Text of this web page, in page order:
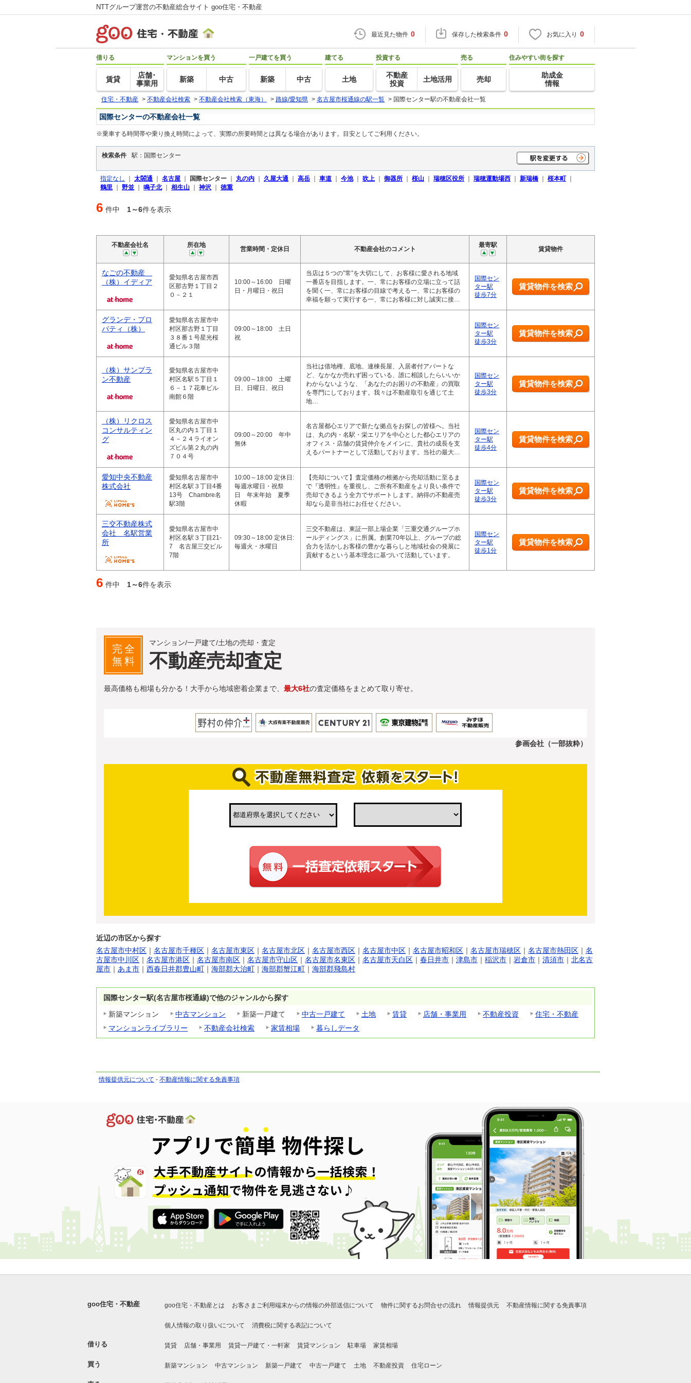
NTTグループ運営の不動産総合サイト goo住宅・不動産
最近見た物件 0 保存した検索条件 0 お気に入り 0
借りる
賃貸
店舗･
事業用
マンションを買う
新築 中古
一戸建てを買う
新築 中古
建てる
土地
投資する
不動産
投資
土地活用
売る
売却
住みやすい街を探す
助成金
情報
住宅・不動産 > 不動産会社検索 > 不動産会社検索（東海） > 路線/愛知県 > 名古屋市桜通線の駅一覧 > 国際センター駅の不動産会社一覧
国際センターの不動産会社一覧
※乗車する時間帯や乗り換え時間によって、実際の所要時間とは異なる場合があります。目安としてご利用ください。
検索条件 駅：国際センター
指定なし ｜ 太閤通 ｜ 名古屋 ｜ 国際センター ｜ 丸の内 ｜ 久屋大通 ｜ 高岳 ｜ 車道 ｜ 今池｜ 吹上 ｜ 御器所 ｜ 桜山 ｜ 瑞穂区役所 ｜ 瑞穂運動場西 ｜ 新瑞橋 ｜ 桜本町 ｜
鶴里 ｜ 野並 ｜ 鳴子北｜ 相生山 ｜ 神沢 ｜ 徳重
6 件中 1～6件を表示
不動産会社名 所在地
営業時間・定休日 不動産会社のコメント
最寄駅
賃貸物件
なごの不動産
（株）イディア
愛知県名古屋市西
区那古野１丁目２
０－２１
10:00～16:00 日曜
日・月曜日・祝日
当店は５つの”常”を大切にして、お客様に愛される地域
一番店を目指します。一、常にお客様の立場に立って話
を聞く一、常にお客様の目線で考える一、常にお客様の
幸福を願って実行する一、常にお客様に対し誠実に接…
国際セン
ター駅
徒歩7分
賃貸物件を検索
グランデ・プロ
パティ（株）
愛知県名古屋市中
村区那古野１丁目
３８番１号星光桜
通ビル３階
09:00～18:00 土日
祝
国際セン
ター駅
徒歩3分
賃貸物件を検索
（株）サンプラ
ン不動産
愛知県名古屋市中
村区名駅５丁目１
６－１７花車ビル
南館６階
09:00～18:00 土曜
日、日曜日、祝日
当社は借地権、底地、連棟長屋、入居者付アパートな
ど、なかなか売れず困っている、誰に相談したらいいか
わからないような、「あなたのお困りの不動産」の買取
を専門にしております。我々は不動産取引を通じて土
地…
国際セン
ター駅
徒歩3分
賃貸物件を検索
（株）リクロス
コンサルティン
グ
愛知県名古屋市中
区丸の内１丁目１
４－２４ライオン
ズビル第２丸の内
７０４号
09:00～20:00 年中
無休
名古屋都心エリアで新たな拠点をお探しの皆様へ。当社
は、丸の内・名駅・栄エリアを中心とした都心エリアの
オフィス・店舗の賃貸仲介をメインに、貴社の成長を支
えるパートナーとして活動しております。当社の最大…
国際セン
ター駅
徒歩4分
賃貸物件を検索
愛知中央不動産
株式会社
愛知県名古屋市中
村区名駅３丁目4番
13号 Chambre名
駅3階
10:00～18:00 定休日:
毎週水曜日・祝祭
日 年末年始 夏季
休暇
【売却について】査定価格の根拠から売却活動に至るま
で『透明性』を重視し、ご所有不動産をより良い条件で
売却できるよう全力でサポートします。納得の不動産売
却なら是非当社にお任せください。
国際セン
ター駅
徒歩3分
賃貸物件を検索
三交不動産株式
会社 名駅営業
所
愛知県名古屋市中
村区名駅３丁目21-
7 名古屋三交ビル
7階
09:30～18:00 定休日:
毎週火・水曜日
三交不動産は、東証一部上場企業「三重交通グループホ
ールディングス」に所属。創業70年以上、グループの総
合力を活かしお客様の豊かな暮らしと地域社会の発展に
貢献するという基本理念に基づいて活動しています。
国際セン
ター駅
徒歩1分
賃貸物件を検索
6 件中 1～6件を表示
完全
無料
マンション/一戸建て/土地の売却・査定
不動産売却査定
最高価格も相場も分かる！大手から地域密着企業まで、 最大6社の査定価格をまとめて取り寄せ。
参画会社（一部抜粋）
近辺の市区から探す
名古屋市中村区 ｜ 名古屋市千種区 ｜ 名古屋市東区 ｜ 名古屋市北区 ｜ 名古屋市西区 ｜ 名古屋市中区 ｜ 名古屋市昭和区 ｜ 名古屋市瑞穂区 ｜ 名古屋市熱田区 ｜ 名
古屋市中川区 ｜ 名古屋市港区 ｜ 名古屋市南区 ｜ 名古屋市守山区 ｜ 名古屋市名東区 ｜ 名古屋市天白区 ｜ 春日井市 ｜ 津島市 ｜ 稲沢市 ｜ 岩倉市 ｜ 清須市 ｜ 北名古
屋市 ｜ あま市 ｜ 西春日井郡豊山町 ｜ 海部郡大治町 ｜ 海部郡蟹江町 ｜ 海部郡飛島村
国際センター駅(名古屋市桜通線)で他のジャンルから探す
新築マンション
中古マンション 新築一戸建て 中古一戸建て 土地 賃貸 店舗・事業用 不動産投資
住宅・不動産
マンションライブラリー
不動産会社検索 家賃相場 暮らしデータ
情報提供元について - 不動産情報に関する免責事項
goo住宅・不動産 goo住宅・不動産とは お客さまご利用端末からの情報の外部送信について 物件に関するお問合せの流れ 情報提供元 不動産情報に関する免責事項
個人情報の取り扱いについて 消費税に関する表記について
借りる 賃貸 店舗・事業用 賃貸一戸建て・一軒家 賃貸マンション 駐車場 家賃相場
買う 新築マンション 中古マンション 新築一戸建て 中古一戸建て 土地 不動産投資 住宅ローン